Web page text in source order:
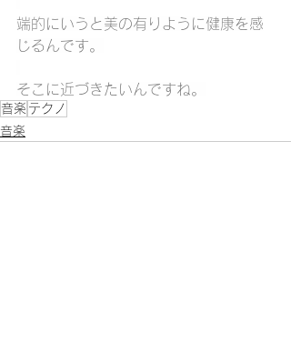
端的にいうと美の有りように健康を感
じるんです。
そこに近づきたいんですね。
音楽 テクノ
音楽